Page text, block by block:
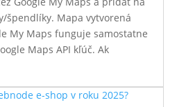
špendlíky. Mapa vytvorená
My Maps funguje samostatne
Maps API kľúč. Ak